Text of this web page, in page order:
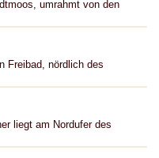
umrahmt von den
Freibad, nördlich des
liegt am Nordufer des